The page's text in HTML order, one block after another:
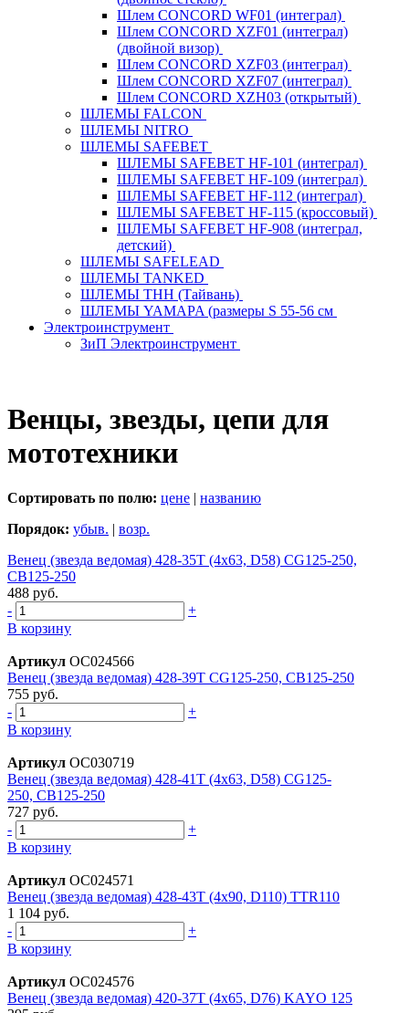
Шлем CONCORD WF01 (интеграл)
Шлем CONCORD XZF01 (интеграл)
(двойной визор)
Шлем CONCORD XZF03 (интеграл)
Шлем CONCORD XZF07 (интеграл)
Шлем CONCORD XZH03 (открытый)
ШЛЕМЫ FALCON
ШЛЕМЫ NITRO
ШЛЕМЫ SAFEBET
ШЛЕМЫ SAFEBET HF-101 (интеграл)
ШЛЕМЫ SAFEBET HF-109 (интеграл)
ШЛЕМЫ SAFEBET HF-112 (интеграл)
ШЛЕМЫ SAFEBET HF-115 (кроссовый)
ШЛЕМЫ SAFEBET HF-908 (интеграл,
детский)
ШЛЕМЫ SAFELEAD
ШЛЕМЫ TANKED
ШЛЕМЫ THH (Тайвань)
ШЛЕМЫ YAMAPA (размеры S 55-56 см
Электроинструмент
ЗиП Электроинструмент
Венцы, звезды, цепи для
мототехники
Сортировать по полю: цене | названию
Порядок: убыв. | возр.
Венец (звездa ведомaя) 428-35Т (4х63, D58) CG125-250,
CB125-250
488 руб.
-
+
В корзину
Артикул ОС024566
Венец (звездa ведомaя) 428-39T CG125-250, CB125-250
755 руб.
-
+
В корзину
Артикул ОС030719
Венец (звездa ведомaя) 428-41T (4х63, D58) CG125-
250, CB125-250
727 руб.
-
+
В корзину
Артикул ОС024571
Венец (звездa ведомaя) 428-43T (4х90, D110) TTR110
1 104 руб.
-
+
В корзину
Артикул ОС024576
Венец (звезда ведомая) 420-37T (4x65, D76) KAYO 125